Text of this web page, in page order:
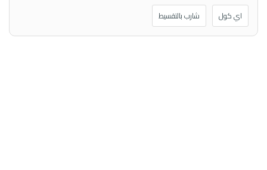
اي كول شارب بالتقسيط